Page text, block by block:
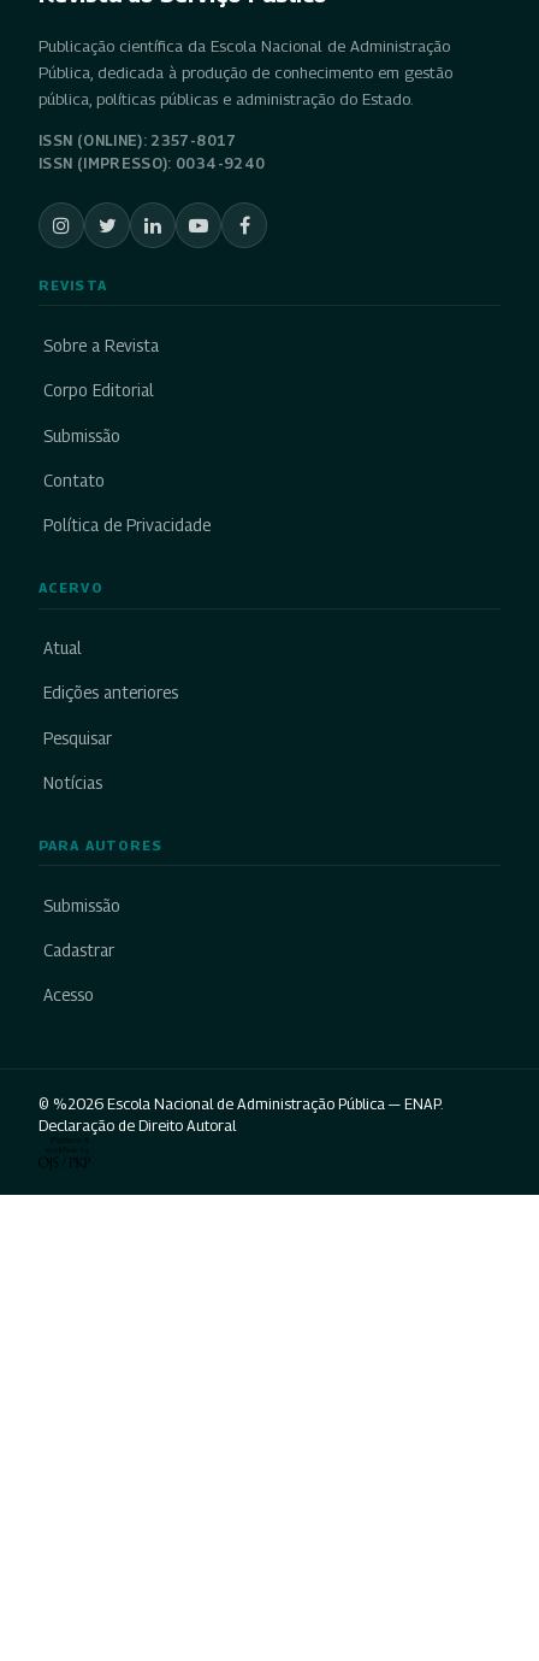
Publicação científica da Escola Nacional de Administração
Pública, dedicada à produção de conhecimento em gestão
pública, políticas públicas e administração do Estado.
ISSN (ONLINE): 2357-8017
ISSN (IMPRESSO): 0034-9240
REVISTA
Sobre a Revista
Corpo Editorial
Submissão
Contato
Política de Privacidade
ACERVO
Atual
Edições anteriores
Pesquisar
Notícias
PARA AUTORES
Submissão
Cadastrar
Acesso
© %2026 Escola Nacional de Administração Pública — ENAP.
Declaração de Direito Autoral